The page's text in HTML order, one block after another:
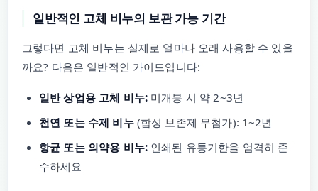
일반적인 고체 비누의 보관 가능 기간
그렇다면 고체 비누는 실제로 얼마나 오래 사용할 수 있을
까요? 다음은 일반적인 가이드입니다:
일반 상업용 고체 비누:미개봉 시 약 2~3년
천연 또는 수제 비누(합성 보존제 무첨가): 1~2년
항균 또는 의약용 비누:인쇄된 유통기한을 엄격히 준
수하세요